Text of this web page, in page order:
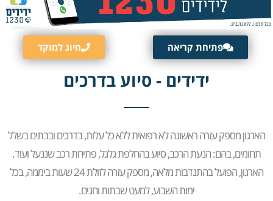
פתיחת קריאה חיוג למוקד
ידידים - סיוע בדרכים
הארגון מספק עזרה ראשונה לא רפואית ללא כל עלות, בדרכים ובבתים בשלל
תחומים, בהם: הנעת הרכב, סיוע בהחלפת גלגל, פתיחת רכב שננעל ועוד.
הארגון, הפועל בהתנדבות מלאה, מספק עזרה לזולת 24 שעות ביממה, בכל
ימות השבוע, למעט שבתות וחגים.